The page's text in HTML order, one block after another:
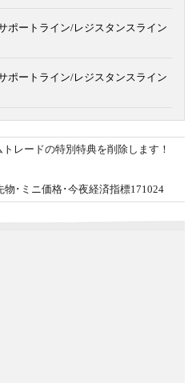
ポートライン/レジスタンスライン
ポートライン/レジスタンスライン
レードの特別特典を削除します！
･ミニ価格･今夜経済指標171024